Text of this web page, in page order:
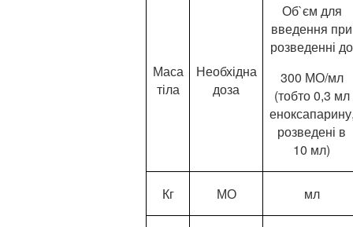
Маса
тіла
Необхідна
доза
Об`єм для
введення при
розведенні до
300 МО/мл
(тобто 0,3 мл
розведені в
10 мл)
Кг МО мл